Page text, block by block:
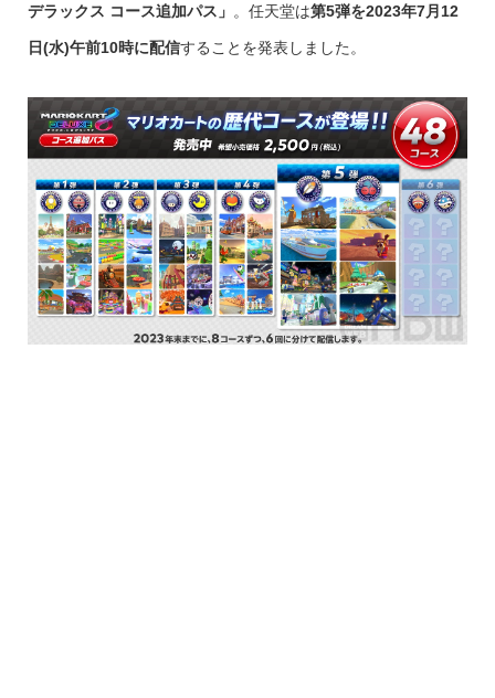
デラックス コース追加パス」 。任天堂は第5弾を2023年7月12
日(水)午前10時に配信することを発表しました。